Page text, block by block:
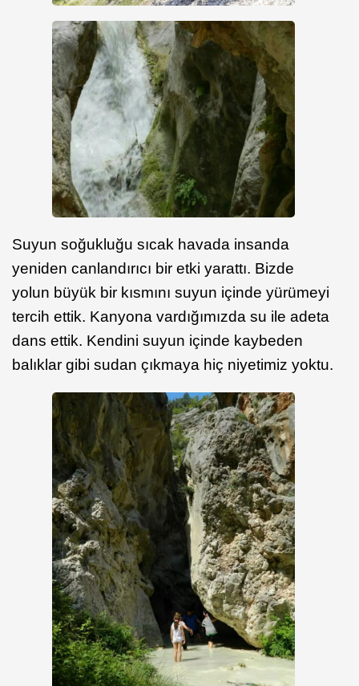
Suyun soğukluğu sıcak havada insanda
yeniden canlandırıcı bir etki yarattı. Bizde
yolun büyük bir kısmını suyun içinde yürümeyi
tercih ettik. Kanyona vardığımızda su ile adeta
dans ettik. Kendini suyun içinde kaybeden
balıklar gibi sudan çıkmaya hiç niyetimiz yoktu.